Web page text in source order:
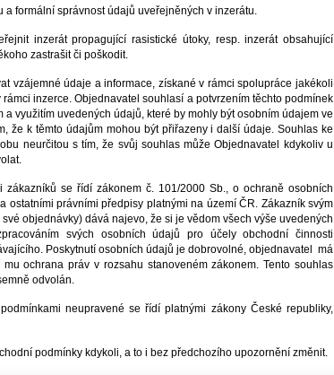
formální správnost údajů uveřejněných v inzerátu.
inzerát propagující rasistické útoky, resp. inzerát obsahující
zastrašit či poškodit.
vzájemné údaje a informace, získané v rámci spolupráce jakékoli
inzerce. Objednavatel souhlasí a potvrzením těchto podmínek
využitím uvedených údajů, které by mohly být osobním údajem ve
že k těmto údajům mohou být přiřazeny i další údaje. Souhlas ke
neurčitou s tím, že svůj souhlas může Objednavatel kdykoliv u
zákazníků se řídí zákonem č. 101/2000 Sb., o ochraně osobních
ostatními právními předpisy platnými na území ČR. Zákazník svým
objednávky) dává najevo, že si je vědom všech výše uvedených
svých osobních údajů pro účely obchodní činnosti
Poskytnutí osobních údajů je dobrovolné, objednavatel má
ochrana práv v rozsahu stanoveném zákonem. Tento souhlas
odvolán.
neupravené se řídí platnými zákony České republiky,
podmínky kdykoli, a to i bez předchozího upozornění změnit.